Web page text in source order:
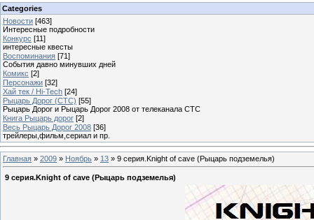
Categories
Новости [463]
Интересные подробности
Конкурс [11]
интересные квесты
Воспоминания [71]
События давно минувших дней
Комикс [2]
Персонажи [32]
Хай тек / Hi-Tech [24]
Рыцарь Дорог (СТС) [55]
Рыцарь Дорог и Рыцарь Дорог 2008 от телеканала СТС
Книга Рыцарь дорог [2]
Весь Рыцарь Дорог 2008 [36]
трейлеры,фильм,сериал и пр.
Главная » 2009 » Ноябрь » 13 » 9 серия.Knight of cave (Рыцарь подземелья)
9 серия.Knight of cave (Рыцарь подземелья)